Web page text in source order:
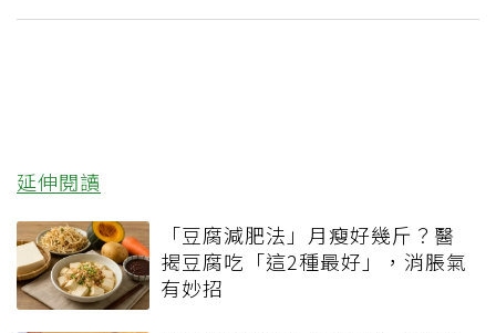
延伸閱讀
「豆腐減肥法」月瘦好幾斤？醫
揭豆腐吃「這2種最好」，消脹氣
有妙招